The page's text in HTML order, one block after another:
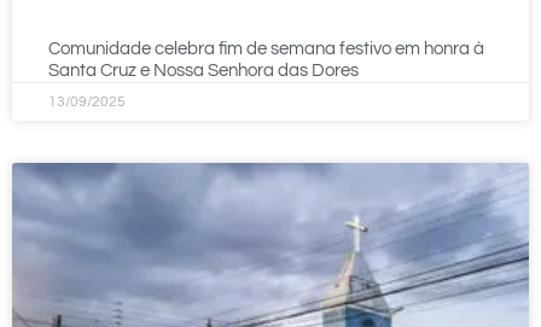
Comunidade celebra fim de semana festivo em honra à
Santa Cruz e Nossa Senhora das Dores
13/09/2025